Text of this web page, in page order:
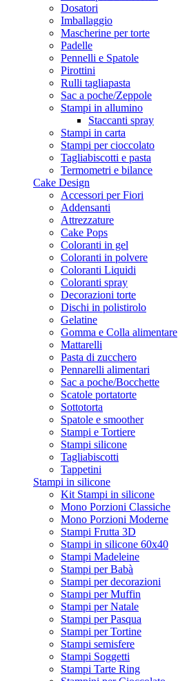
Dosatori
Imballaggio
Mascherine per torte
Padelle
Pennelli e Spatole
Pirottini
Rulli tagliapasta
Sac a poche/Zeppole
Stampi in allumino
Staccanti spray
Stampi in carta
Stampi per cioccolato
Tagliabiscotti e pasta
Termometri e bilance
Cake Design
Accessori per Fiori
Addensanti
Attrezzature
Cake Pops
Coloranti in gel
Coloranti in polvere
Coloranti Liquidi
Coloranti spray
Decorazioni torte
Dischi in polistirolo
Gelatine
Gomma e Colla alimentare
Mattarelli
Pasta di zucchero
Pennarelli alimentari
Sac a poche/Bocchette
Scatole portatorte
Sottotorta
Spatole e smoother
Stampi e Tortiere
Stampi silicone
Tagliabiscotti
Tappetini
Stampi in silicone
Kit Stampi in silicone
Mono Porzioni Classiche
Mono Porzioni Moderne
Stampi Frutta 3D
Stampi in silicone 60x40
Stampi Madeleine
Stampi per Babà
Stampi per decorazioni
Stampi per Muffin
Stampi per Natale
Stampi per Pasqua
Stampi per Tortine
Stampi semisfere
Stampi Soggetti
Stampi Tarte Ring